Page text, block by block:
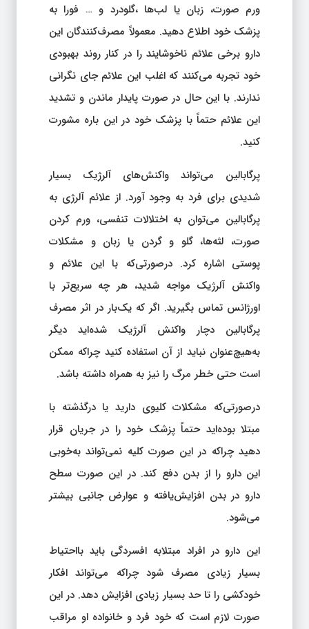
ورم صورت، زبان یا لب‌ها ،گلودرد و … فورا به
پزشک خود اطلاع دهید. معمولاً مصرف‌کنندگان این
دارو برخی علائم ناخوشایند را در کنار روند بهبودی
خود تجربه می‌کنند که اغلب این علائم جای نگرانی
ندارند. با این حال در صورت پایدار ماندن و تشدید
این علائم حتماً با پزشک خود در این باره مشورت
کنید.
پرگابالین می‌تواند واکنش‌های آلرژیک بسیار
شدیدی برای فرد به وجود آورد. از علائم آلرژی به
پرگابالین می‌توان به اختلالات تنفسی، ورم کردن
صورت، لثه‌ها، گلو و گردن یا زبان و مشکلات
پوستی اشاره کرد. درصورتی‌که با این علائم و
واکنش آلرژیک مواجه شدید، هر چه سریع‌تر با
اورژانس تماس بگیرید. اگر که یک‌بار در اثر مصرف
پرگابالین دچار واکنش آلرژیک شده‌اید دیگر
به‌هیچ‌عنوان نباید از آن استفاده کنید چراکه ممکن
است حتی خطر مرگ را نیز به همراه داشته باشد.
درصورتی‌که مشکلات کلیوی دارید یا درگذشته با
مبتلا بوده‌اید حتماً پزشک خود را در جریان قرار
دهید چراکه در این صورت کلیه نمی‌تواند به‌خوبی
این دارو را از بدن دفع کند. در این صورت سطح
دارو در بدن افزایش‌یافته و عوارض جانبی بیشتر
می‌شود.
این دارو در افراد مبتلابه افسردگی باید بااحتیاط
بسیار زیادی مصرف شود چراکه می‌تواند افکار
خودکشی را تا حد بسیار زیادی افزایش دهد. در این
صورت لازم است که خود فرد و خانواده او مراقب